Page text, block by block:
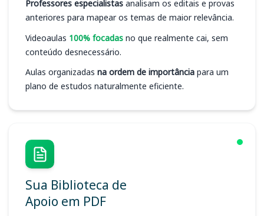
Professores especialistas analisam os editais e provas
anteriores para mapear os temas de maior relevância.
Videoaulas 100% focadas no que realmente cai, sem
conteúdo desnecessário.
Aulas organizadas na ordem de importância para um
plano de estudos naturalmente eficiente.
Sua Biblioteca de
Apoio em PDF